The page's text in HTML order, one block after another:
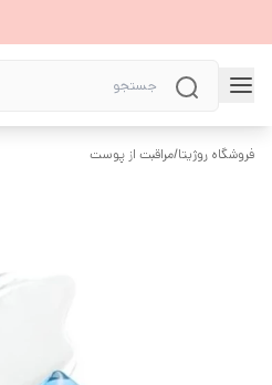
فروشگاه روژیتا/مراقبت از پوست